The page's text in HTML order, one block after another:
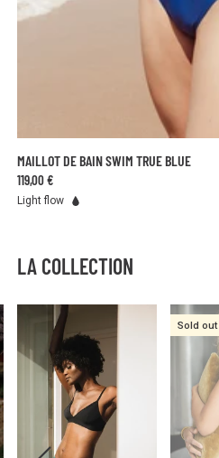
MAILLOT DE BAIN SWIM TRUE BLUE
119,00 €
Light flow
LA COLLECTION
Sold out